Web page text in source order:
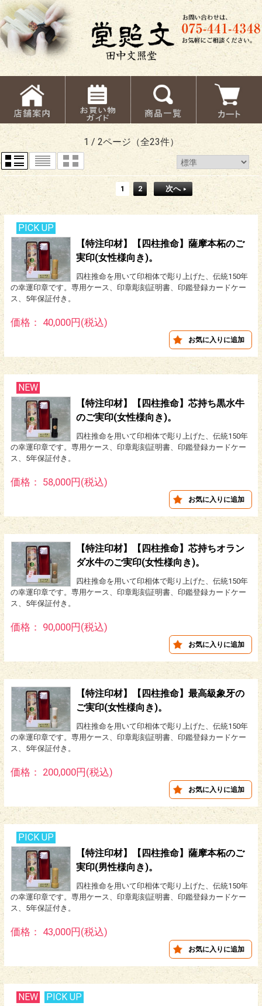
1 / 2ページ （全23件）
1 2 次へ
PICK UP
【特注印材】【四柱推命】薩摩本柘のご
実印(女性様向き)。
四柱推命を用いて印相体で彫り上げた、伝統150年
の幸運印章です。専用ケース、印章彫刻証明書、印鑑登録カードケー
ス、5年保証付き。
価格： 40,000円(税込)
NEW
【特注印材】【四柱推命】芯持ち黒水牛
のご実印(女性様向き)。
四柱推命を用いて印相体で彫り上げた、伝統150年
の幸運印章です。専用ケース、印章彫刻証明書、印鑑登録カードケー
ス、5年保証付き。
価格： 58,000円(税込)
【特注印材】【四柱推命】芯持ちオラン
ダ水牛のご実印(女性様向き)。
四柱推命を用いて印相体で彫り上げた、伝統150年
の幸運印章です。専用ケース、印章彫刻証明書、印鑑登録カードケー
ス、5年保証付き。
価格： 90,000円(税込)
【特注印材】【四柱推命】最高級象牙の
ご実印(女性様向き)。
四柱推命を用いて印相体で彫り上げた、伝統150年
の幸運印章です。専用ケース、印章彫刻証明書、印鑑登録カードケー
ス、5年保証付き。
価格： 200,000円(税込)
PICK UP
【特注印材】【四柱推命】薩摩本柘のご
実印(男性様向き)。
四柱推命を用いて印相体で彫り上げた、伝統150年
の幸運印章です。専用ケース、印章彫刻証明書、印鑑登録カードケー
ス、5年保証付き。
価格： 43,000円(税込)
NEW
PICK UP